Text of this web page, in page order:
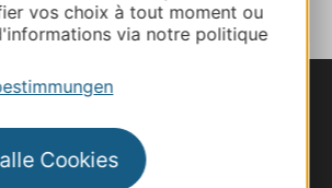
vos choix à tout moment ou
via notre politique
Cookies